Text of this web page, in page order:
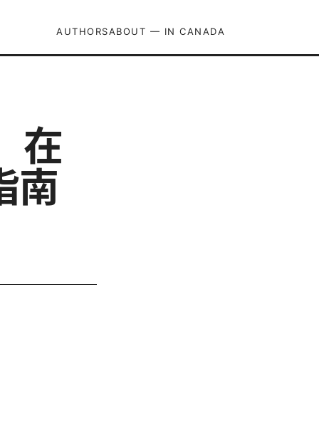
AUTHORSABOUT — IN CANADA
在
南